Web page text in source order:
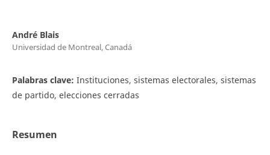
André Blais
Universidad de Montreal, Canadá
Palabras clave: Instituciones, sistemas electorales, sistemas
de partido, elecciones cerradas
Resumen